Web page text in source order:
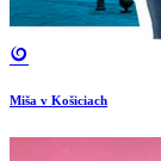
Miša v Košiciach